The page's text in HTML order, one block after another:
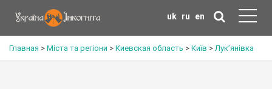
uk ru en
Главная > Міста та регіони > Киевская область > Київ >Лук’янівка